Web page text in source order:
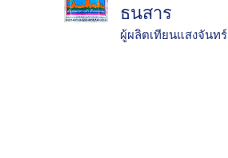
ธนสาร
ผู้ผลิตเทียนแสงจันทร์